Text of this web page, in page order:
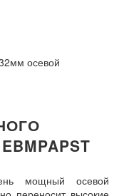
осевой
мощный осевой